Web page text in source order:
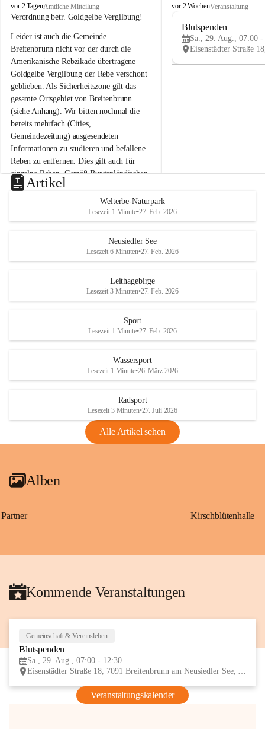
B
r
i
t
e
n
b
r
u
n
n
a
m
N
e
u
s
d
S
vor 2 TagenAmtliche Mitteilung
Verordnung betr. Goldgelbe Vergilbung!
Leider ist auch die Gemeinde
Breitenbrunn nicht vor der durch die
Amerikanische Rebzikade übertragene
Goldgelbe Vergilbung der Rebe verschont
geblieben. Als Sicherheitszone gilt das
gesamte Ortsgebiet von Breitenbrunn
(siehe Anhang). Wir bitten nochmal die
bereits mehrfach (Cities,
Gemeindezeitung) ausgesendeten
Informationen zu studieren und befallene
Reben zu entfernen. Dies gilt auch für
einzelne Reben. Gemäß Burgenländischen
Weinbaugesetz sind nicht gepflegte oder
unzulässige Weingärten zu roden! Bitte
helfen wir zusammen um unsere Winzer
vor den prognostizierten Ernteausfällen
und den daraus folgenden wirtschaftlichen
Maßnahmen zur Bekämpfung
Rebe und der Amerikanischen
Anhang VBl. EU Nr. 18
1 Seite•1,4 MB
VBl. EU Nr. 18_2026
B
e
u
e
d
r
S
vor 2 WochenVeranstaltung
Blutspenden
Sa., 29. Aug., 07:00 -
Artikel
Welterbe-Naturpark
Lesezeit 1 Minute•27. Feb. 2026
Neusiedler See
Lesezeit 6 Minuten•27. Feb. 2026
Leithagebirge
Lesezeit 3 Minuten•27. Feb. 2026
Sport
Lesezeit 1 Minute•27. Feb. 2026
Wassersport
Lesezeit 1 Minute•26. März 2026
Radsport
Lesezeit 3 Minuten•27. Juli 2026
Alle Artikel sehen
Alben
Partner Kirschblütenhalle
Kommende Veranstaltungen
Gemeinschaft & Vereinsleben
Blutspenden
Sa., 29. Aug., 07:00 - 12:30
Eisenstädter Straße 18, 7091 Breitenbrunn am Neusiedler See, AUT
Veranstaltungskalender